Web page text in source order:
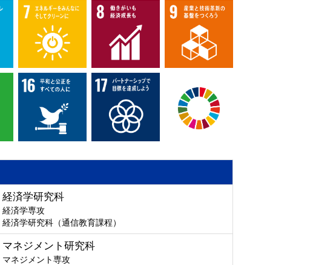
経済学研究科
経済学専攻
経済学研究科（通信教育課程）
マネジメント研究科
マネジメント専攻